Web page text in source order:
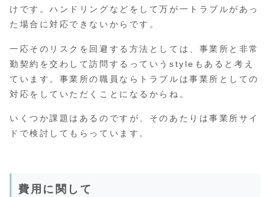
けです。ハンドリングなどをして万が一トラブルがあっ
た場合に対応できないからです。
一応そのリスクを回避する方法としては、事業所と非常
勤契約を交わして訪問するっていうstyleもあると考え
ています。事業所の職員ならトラブルは事業所としての
対応をしていただくことになるからね。
いくつか課題はあるのですが、そのあたりは事業所サイ
ドで検討してもらっています。
費用に関して